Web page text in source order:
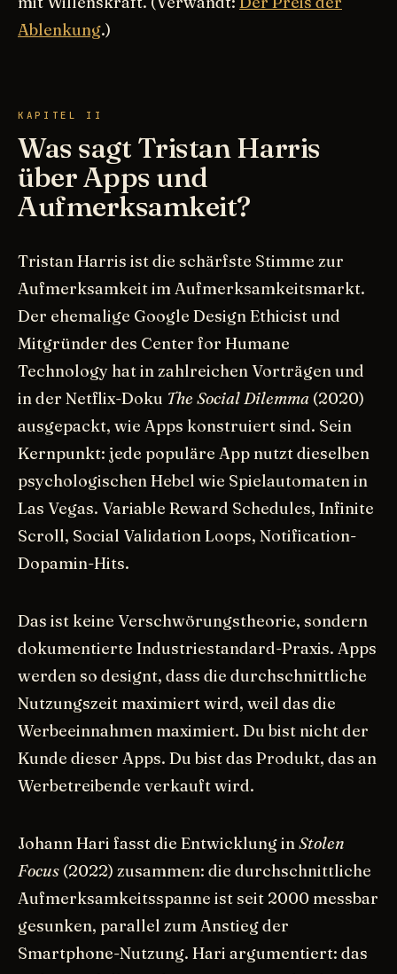
Ablenkung.)
KAPITEL II
Was sagt Tristan Harris
über Apps und
Aufmerksamkeit?
Tristan Harris ist die schärfste Stimme zur
Aufmerksamkeit im Aufmerksamkeitsmarkt.
Der ehemalige Google Design Ethicist und
Mitgründer des Center for Humane
Technology hat in zahlreichen Vorträgen und
in der Netflix-Doku The Social Dilemma (2020)
ausgepackt, wie Apps konstruiert sind. Sein
Kernpunkt: jede populäre App nutzt dieselben
psychologischen Hebel wie Spielautomaten in
Las Vegas. Variable Reward Schedules, Infinite
Scroll, Social Validation Loops, Notification-
Dopamin-Hits.
Das ist keine Verschwörungstheorie, sondern
dokumentierte Industriestandard-Praxis. Apps
werden so designt, dass die durchschnittliche
Nutzungszeit maximiert wird, weil das die
Werbeeinnahmen maximiert. Du bist nicht der
Kunde dieser Apps. Du bist das Produkt, das an
Werbetreibende verkauft wird.
Johann Hari fasst die Entwicklung inStolen
Focus (2022) zusammen: die durchschnittliche
Aufmerksamkeitsspanne ist seit 2000 messbar
gesunken, parallel zum Anstieg der
Smartphone-Nutzung. Hari argumentiert: das